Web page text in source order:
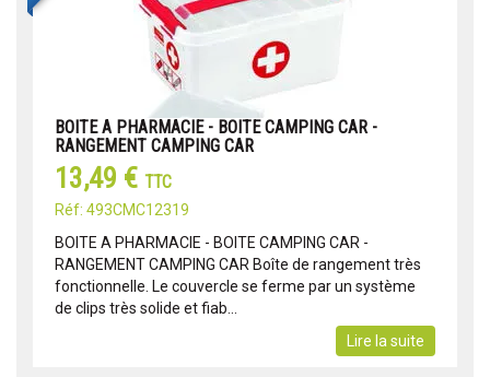
BOITE A PHARMACIE - BOITE CAMPING CAR -
RANGEMENT CAMPING CAR
13,49 € TTC
Réf: 493CMC12319
BOITE A PHARMACIE - BOITE CAMPING CAR -
RANGEMENT CAMPING CAR Boîte de rangement très
fonctionnelle. Le couvercle se ferme par un système
de clips très solide et fiab...
Lire la suite